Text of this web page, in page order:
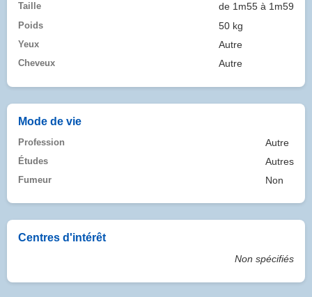
Taille de 1m55 à 1m59
Poids 50 kg
Yeux Autre
Cheveux Autre
Mode de vie
Profession Autre
Études Autres
Fumeur Non
Centres d'intérêt
Non spécifiés